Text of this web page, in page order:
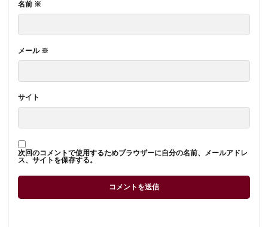
名前 ※
メール ※
サイト
次回のコメントで使用するためブラウザーに自分の名前、メールアドレ
ス、サイトを保存する。